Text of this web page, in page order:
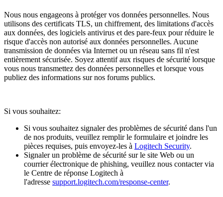
Nous nous engageons à protéger vos données personnelles. Nous
utilisons des certificats TLS, un chiffrement, des limitations d'accès
aux données, des logiciels antivirus et des pare-feux pour réduire le
risque d'accès non autorisé aux données personnelles. Aucune
transmission de données via Internet ou un réseau sans fil n'est
entièrement sécurisée. Soyez attentif aux risques de sécurité lorsque
vous nous transmettez des données personnelles et lorsque vous
publiez des informations sur nos forums publics.
Si vous souhaitez:
Si vous souhaitez signaler des problèmes de sécurité dans l'un
de nos produits, veuillez remplir le formulaire et joindre les
pièces requises, puis envoyez-les à Logitech Security.
Signaler un problème de sécurité sur le site Web ou un
courrier électronique de phishing, veuillez nous contacter via
le Centre de réponse Logitech à
l'adresse support.logitech.com/response-center.